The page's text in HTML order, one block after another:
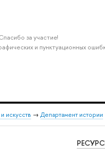
за участие!
и пунктуационных
искусств → Департамент истории